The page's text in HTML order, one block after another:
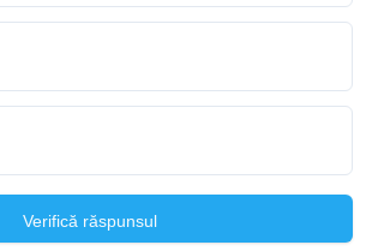
Verifică răspunsul